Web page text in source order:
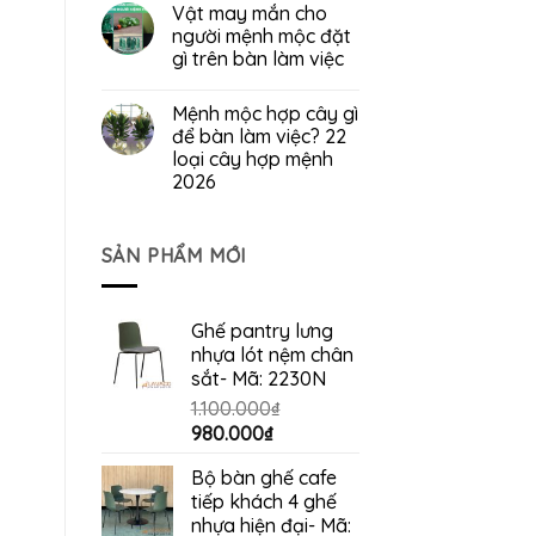
Vật may mắn cho
người mệnh mộc đặt
gì trên bàn làm việc
Mệnh mộc hợp cây gì
để bàn làm việc? 22
loại cây hợp mệnh
2026
SẢN PHẨM MỚI
Ghế pantry lưng
nhựa lót nệm chân
sắt- Mã: 2230N
1.100.000₫
Giá
là:
1.100.000₫.
980.000₫Giá
tại
là:
Bộ bàn ghế cafe
tiếp khách 4 ghế
nhựa hiện đại- Mã: